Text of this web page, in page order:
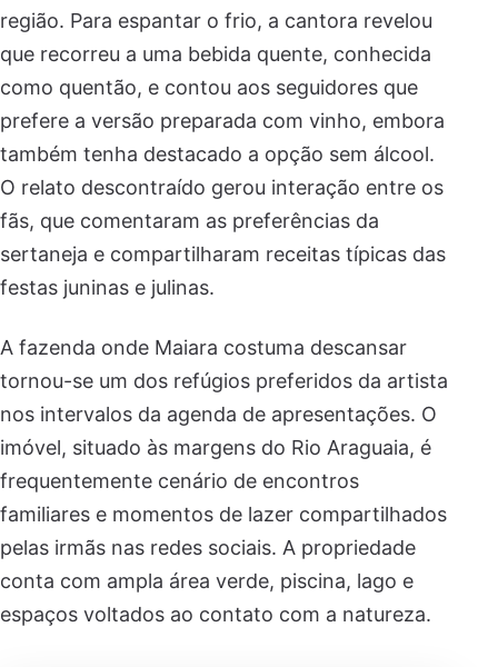
região. Para espantar o frio, a cantora revelou
que recorreu a uma bebida quente, conhecida
como quentão, e contou aos seguidores que
prefere a versão preparada com vinho, embora
também tenha destacado a opção sem álcool.
O relato descontraído gerou interação entre os
fãs, que comentaram as preferências da
sertaneja e compartilharam receitas típicas das
festas juninas e julinas.
A fazenda onde Maiara costuma descansar
tornou-se um dos refúgios preferidos da artista
nos intervalos da agenda de apresentações. O
imóvel, situado às margens do Rio Araguaia, é
frequentemente cenário de encontros
familiares e momentos de lazer compartilhados
pelas irmãs nas redes sociais. A propriedade
conta com ampla área verde, piscina, lago e
espaços voltados ao contato com a natureza.